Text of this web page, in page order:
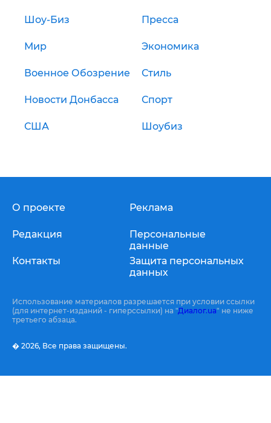
Шоу-Биз Пресса
Мир Экономика
Военное Обозрение Стиль
Новости Донбасса Спорт
США Шоубиз
О проекте
Редакция
Контакты
Реклама
Персональные
данные
Защита персональных
данных
Использование материалов разрешается при условии ссылки
(для интернет-изданий - гиперссылки) на "Диалог.ua" не ниже
третьего абзаца.
� 2026, Все права защищены.